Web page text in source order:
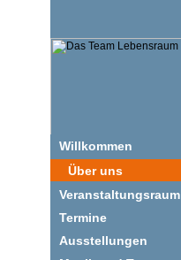
Willkommen
Über uns
Veranstaltungsraum
Termine
Ausstellungen